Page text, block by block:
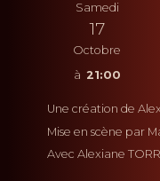
Samedi
17
Octobre
21:00
Une création de
Mise en scène par
Avec Alexiane